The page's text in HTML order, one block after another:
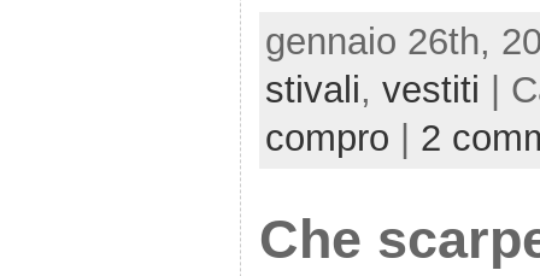
gennaio 26th,
stivali, vestiti |
compro
2
Che